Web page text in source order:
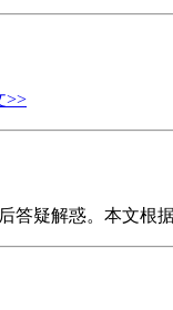
>>
答疑解惑。本文根